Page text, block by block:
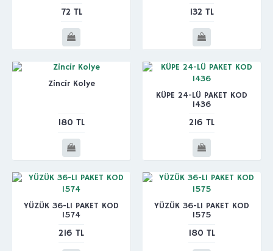
72 TL 132 TL
Zincir Kolye
180 TL
KÜPE 24-LÜ PAKET KOD
1436
216 TL
YÜZÜK 36-LI PAKET KOD
1574
216 TL
YÜZÜK 36-LI PAKET KOD
1575
180 TL